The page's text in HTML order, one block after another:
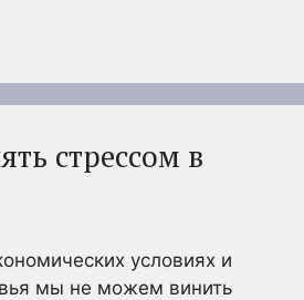
стрессом в
условиях и
мы не можем винить